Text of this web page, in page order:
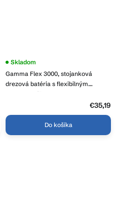
Gamma Flex 3000, stojanková
drezová batéria s flexibilným
ramenom, čierna, GMA-BFX-
Priemerné
produktu
je
Skladom
€35,19
Do košíka